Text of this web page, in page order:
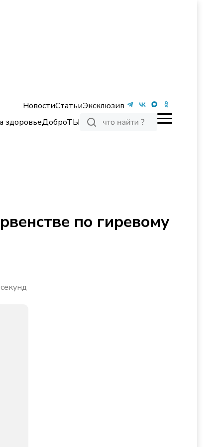
НовостиСтатьиЭксклюзив
здоровьеДоброТЫ
по гиревому